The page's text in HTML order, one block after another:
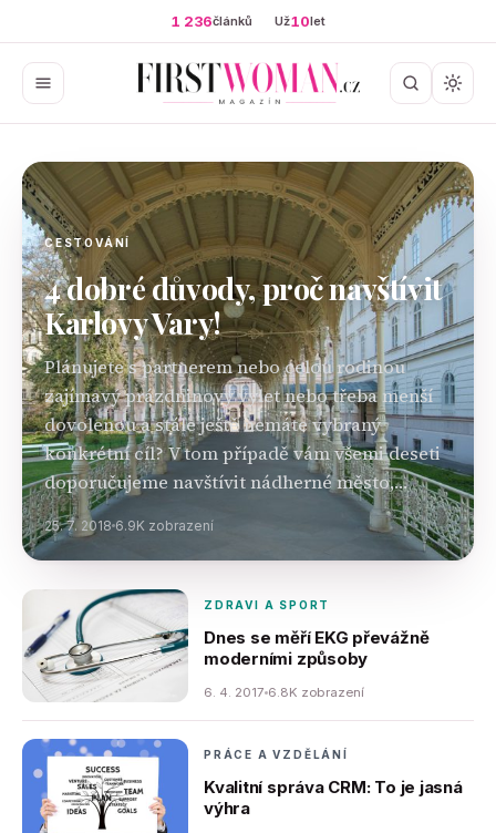
1 236článků Už10let
CESTOVÁNÍ
4 dobré důvody, proč navštívit
Karlovy Vary!
Plánujete s partnerem nebo celou rodinou
zajímavý prázdninový výlet nebo třeba menší
dovolenou a stále ještě nemáte vybraný
konkrétní cíl? V tom případě vám všemi deseti
doporučujeme navštívit nádherné město,…
25. 7. 2018 6.9K zobrazení
ZDRAVI A SPORT
Dnes se měří EKG převážně
moderními způsoby
6. 4. 2017 6.8K zobrazení
PRÁCE A VZDĚLÁNÍ
Kvalitní správa CRM: To je jasná
výhra